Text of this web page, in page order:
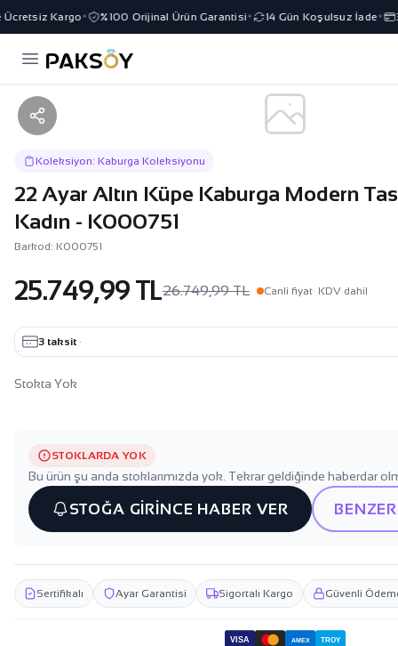
Kargo✦ %100 Orijinal Ürün Garantisi ✦ 14 Gün Koşulsuz İade✦ 3
Koleksiyon: Kaburga Koleksiyonu
22 Ayar Altın Küpe Kaburga Modern
Kadın - K000751
Barkod: K000751
25.749,99 TL26.749,99 TL Canli fiyat· KDV dahil
3 taksit ·
Stokta Yok
STOKLARDA YOK
Bu ürün şu anda stoklarımızda yok. Tekrar geldiğinde haberdar
STOĞA GİRİNCE HABER VER
Sertifikalı Ayar Garantisi Sigortalı Kargo Güvenli
VISA AMEX TROY